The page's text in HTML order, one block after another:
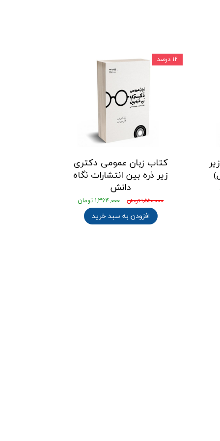
کتاب زبان عمومی دکتری
زیر ذره بین انتشارات نگاه
دانش
۱,۵۵۰,۰۰۰ تومان ۱,۳۶۴,۰۰۰ تومان
افزودن به سبد خرید
۱۲ درصد